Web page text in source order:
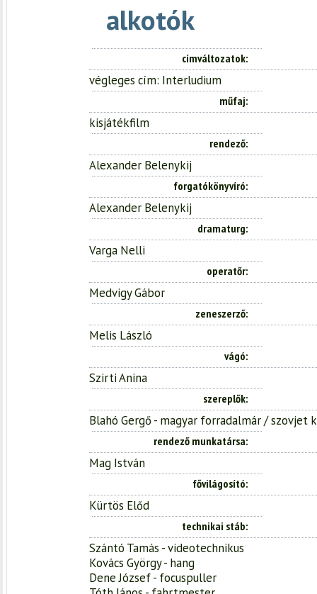
alkotók
címváltozatok
végleges cím: Interludium
műfaj
kisjátékfilm
rendező
Alexander Belenykij
forgatókönyvíró
Alexander Belenykij
dramaturg
Varga Nelli
operatőr
Medvigy Gábor
zeneszerző
Melis László
vágó
Szirti Anina
szereplők
Blahó Gergő - magyar forradalmár / szovjet
rendező munkatársa
Mag István
fővilágosító
Kürtös Előd
technikai stáb
Szántó Tamás - videotechnikus
Kovács György - hang
Dene József - focuspuller